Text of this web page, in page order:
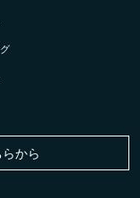
から